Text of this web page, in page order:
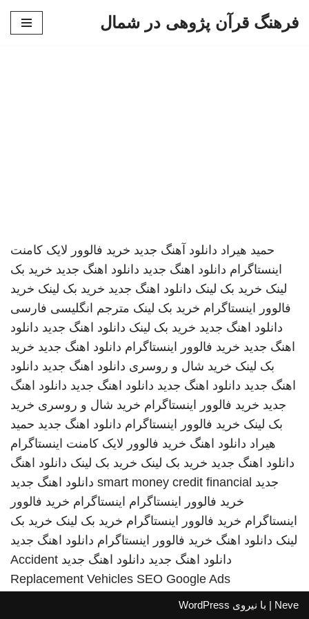
فرهنگ قرآن پژوهی در شمال
حمید هیراد دانلود آهنگ جدید خرید فالوور لایک کامنت
اینستاگرام دانلود اهنگ جدید دانلود اهنگ جدید خرید بک
لینک خرید بک لینک دانلود اهنگ جدید خرید بک لینک خرید
فالوور اینستاگرام خرید بک لینک مترجم انگلیسی فارسی
دانلود اهنگ جدید خرید بک لینک دانلود اهنگ جدید دانلود
اهنگ جدید خرید فالوور اینستاگرام دانلود اهنگ جدید خرید
بک لینک خرید شال و روسری دانلود اهنگ جدید دانلود
اهنگ جدید دانلود اهنگ جدید دانلود اهنگ جدید دانلود اهنگ
جدید خرید فالوور اینستاگرام خرید شال و روسری خرید
بک لینک خرید فالوور اینستاگرام دانلود اهنگ جدید حمید
هیراد دانلود اهنگ خرید فالوور لایک کامنت اینستاگرام
دانلود اهنگ جدید خرید بک لینک خرید بک لینک دانلود اهنگ
جدید smart money credit financial دانلود اهنگ جدید
خرید فالوور اینستاگرام اینستاگرام خرید فالوور
اینستاگرام خرید فالوور اینستاگرام خرید بک لینک خرید بک
لینک دانلود اهنگ خرید فالوور اینستاگرام دانلود اهنگ جدید
دانلود اهنگ جدید دانلود اهنگ جدید Accident
Replacement Vehicles SEO Google Ads
Neve | با نیروی WordPress